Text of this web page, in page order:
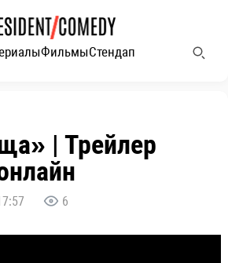
ФильмыСтендап
| Трейлер
6